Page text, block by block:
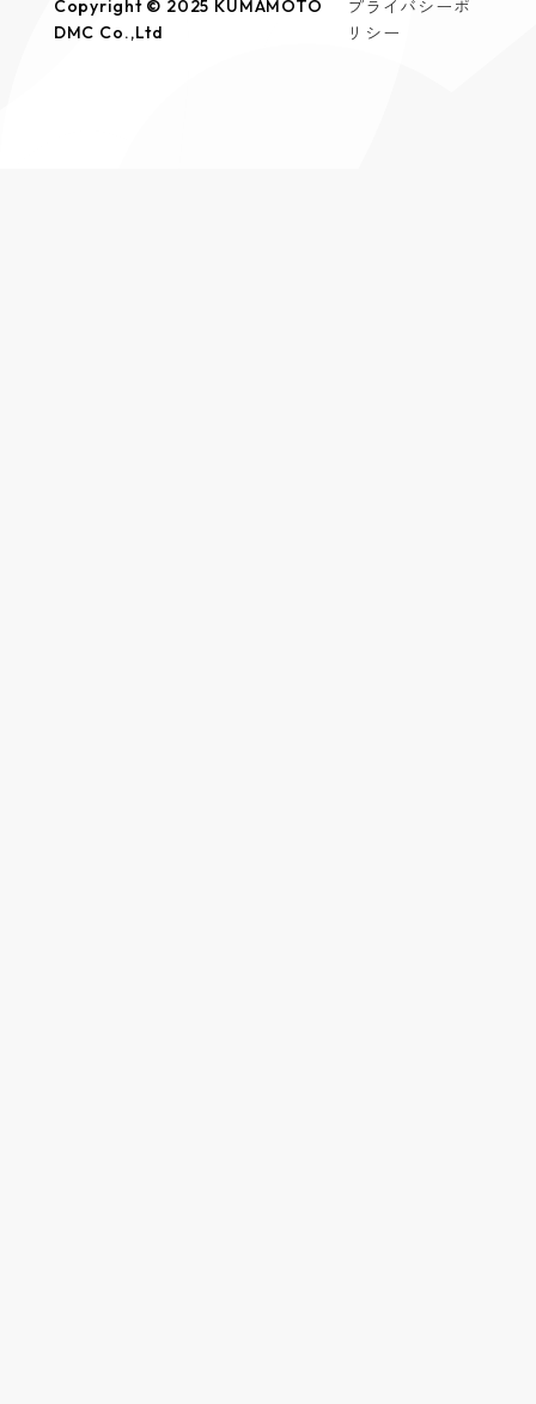
Copyright © 2025 KUMAMOTO
DMC Co.,Ltd
プライバシーポ
リシー